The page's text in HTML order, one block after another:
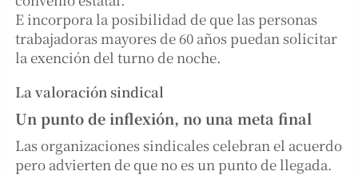
E incorpora la posibilidad de que las personas
trabajadoras mayores de 60 años puedan solicitar
la exención del turno de noche.
La valoración sindical
Un punto de inflexión, no una meta final
Las organizaciones sindicales celebran el acuerdo
pero advierten de que no es un punto de llegada.